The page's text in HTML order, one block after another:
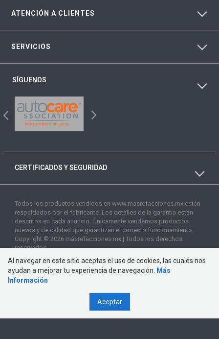
ATENCIÓN A CLIENTES
SERVICIOS
SÍGUENOS
CERTIFICADOS Y SEGURIDAD
Todos los productos vendidos en www.masrefacciones.mx están
respaldados por el fabricante. Los detalles de la garantía están
descritos en cada anuncio. Únicamente vendemos productos
nuevos y de calidad que garantizan el correcto funcionamiento.
Copyright © 2026 másrefacciones.mx | Todos los derechos
reservados
Al navegar en este sitio aceptas el uso de cookies, las cuales nos
ayudan a mejorar tu experiencia de navegación.
Más
Información
Aceptar